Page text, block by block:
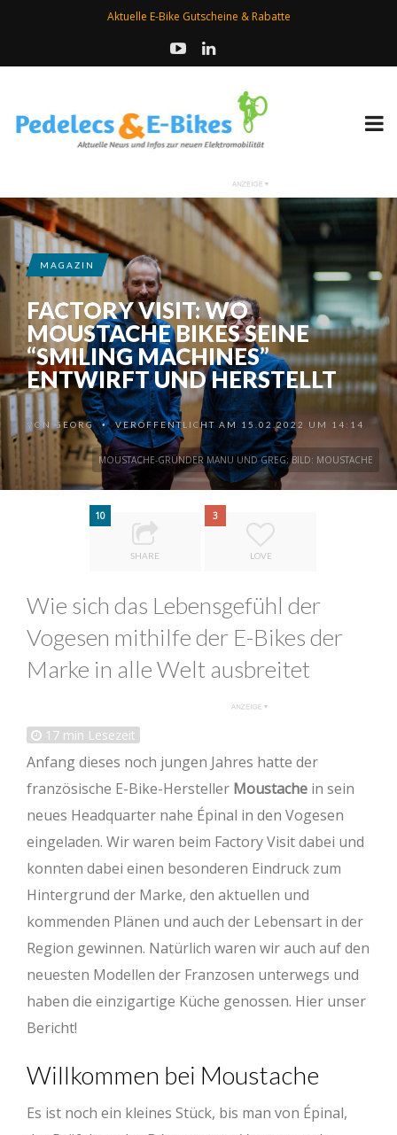
Aktuelle E-Bike Gutscheine & Rabatte
MOUSTACHE-GRÜNDER MANU UND GREG; BILD: MOUSTACHE
MAGAZIN
FACTORY VISIT: WO
MOUSTACHE BIKES SEINE
“SMILING MACHINES”
ENTWIRFT UND HERSTELLT
VON GEORG •VERÖFFENTLICHT AM 15.02.2022 UM 14:14
10
SHARE
3
LOVE
Wie sich das Lebensgefühl der
Vogesen mithilfe der E-Bikes der
Marke in alle Welt ausbreitet
17 min Lesezeit
Anfang dieses noch jungen Jahres hatte der
französische E-Bike-Hersteller Moustache in sein
neues Headquarter nahe Épinal in den Vogesen
eingeladen. Wir waren beim Factory Visit dabei und
konnten dabei einen besonderen Eindruck zum
Hintergrund der Marke, den aktuellen und
kommenden Plänen und auch der Lebensart in der
Region gewinnen. Natürlich waren wir auch auf den
neuesten Modellen der Franzosen unterwegs und
haben die einzigartige Küche genossen. Hier unser
Bericht!
Willkommen bei Moustache
Es ist noch ein kleines Stück, bis man von Épinal,